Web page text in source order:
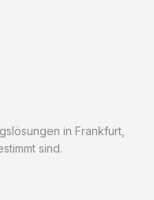
in Frankfurt,
sind.